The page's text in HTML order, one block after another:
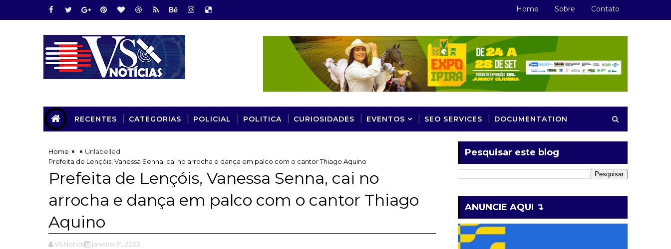
Home Sobre Contato
RECENTES CATEGORIAS POLICIAL POLITICA CURIOSIDADES EVENTOS SEO SERVICES DOCUMENTATION
Home
Unlabelled
Prefeita de Lençóis, Vanessa Senna, cai no arrocha e dança em palco com o cantor Thiago Aquino
Prefeita de Lençóis, Vanessa Senna, cai no
arrocha e dança em palco com o cantor Thiago
Aquino
VSNotícias janeiro 31, 2023
Pesquisar este blog
ANUNCIE AQUI ↴